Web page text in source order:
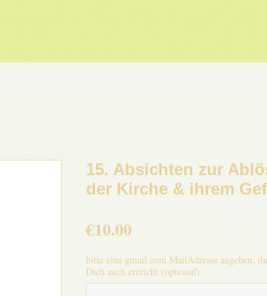
15. Absichten zur
der Kirche & ihrem
€10.00Price
bitte eine gmail.com MailAdresse angeben,
Dich auch erreicht (optional)